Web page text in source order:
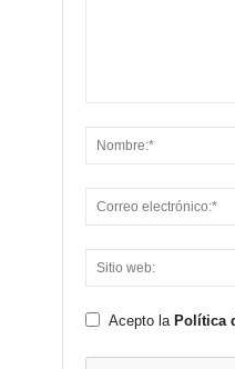
Acepto la Política